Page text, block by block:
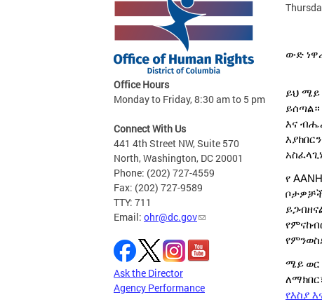
Office Hours
Monday to Friday, 8:30 am to 5 pm
Connect With Us
441 4th Street NW, Suite 570
North, Washington, DC 20001
Phone: (202) 727-4559
Fax: (202) 727-9589
TTY: 711
Email: ohr@dc.gov
Ask the Director
Agency Performance
ውድ
ይህ ሜይ
ይሰጣል።
እና
የ
ሜይ ወር
የእስያ